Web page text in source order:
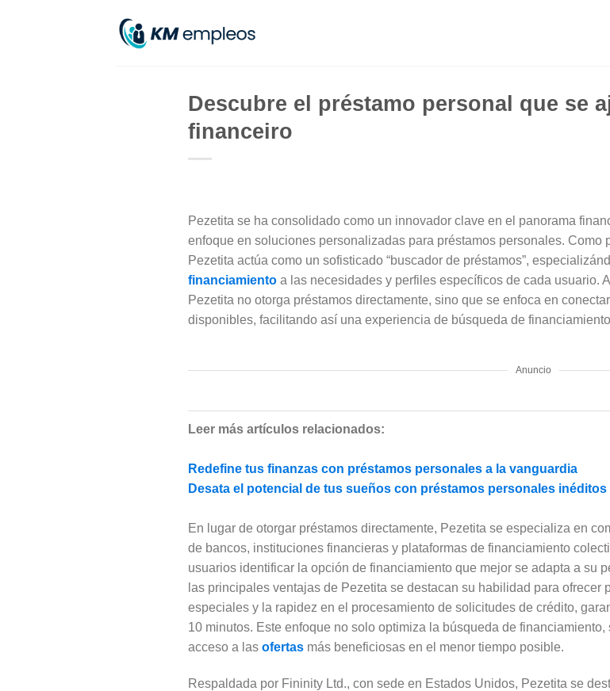
Descubre el préstamo personal que se
financeiro
Pezetita se ha consolidado como un innovador clave en el panorama
enfoque en soluciones personalizadas para préstamos personales. Como
Pezetita actúa como un sofisticado “buscador de préstamos”,
financiamiento a las necesidades y perfiles específicos de cada usuario.
Pezetita no otorga préstamos directamente, sino que se enfoca en
disponibles, facilitando así una experiencia de búsqueda de
Anuncio
Leer más artículos relacionados:
Redefine tus finanzas con préstamos personales a la vanguardia
Desata el potencial de tus sueños con préstamos personales inéditos
En lugar de otorgar préstamos directamente, Pezetita se especializa en
de bancos, instituciones financieras y plataformas de financiamiento
usuarios identificar la opción de financiamiento que mejor se adapta a su
las principales ventajas de Pezetita se destacan su habilidad para ofrecer
especiales y la rapidez en el procesamiento de solicitudes de crédito,
10 minutos. Este enfoque no solo optimiza la búsqueda de
acceso a las ofertas más beneficiosas en el menor tiempo posible.
Respaldada por Fininity Ltd., con sede en Estados Unidos, Pezetita se